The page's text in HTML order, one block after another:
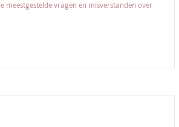
meestgestelde vragen en misverstanden over